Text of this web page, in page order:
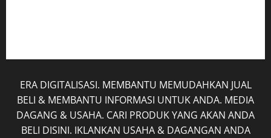
ERA DIGITALISASI. MEMBANTU MEMUDAHKAN JUAL
BELI & MEMBANTU INFORMASI UNTUK ANDA. MEDIA
DAGANG & USAHA. CARI PRODUK YANG AKAN ANDA
BELI DISINI. IKLANKAN USAHA & DAGANGAN ANDA